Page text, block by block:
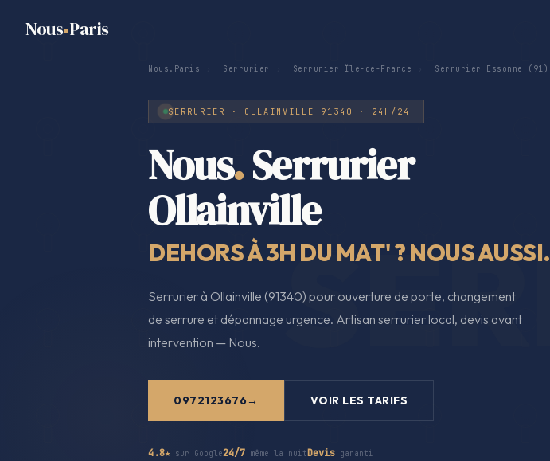
Nous Paris
Nous.Paris Serrurier Serrurier Île-de-France Serrurier Essonne (91)
SERRURIER · OLLAINVILLE 91340 · 24H/24
Nous.Serrurier
Ollainville
DEHORS À 3H DU MAT' ? NOUS AUSSI.
Serrurier à Ollainville (91340) pour ouverture de porte, changement
de serrure et dépannage urgence. Artisan serrurier local, devis avant
intervention — Nous.
0972123676 VOIR LES TARIFS
4.8★ sur Google24/7 même la nuitDevis garanti